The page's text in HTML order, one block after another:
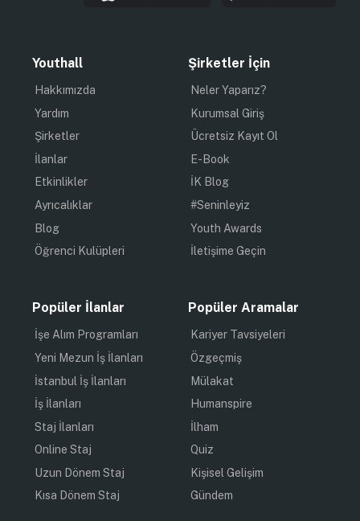
Youthall
Hakkımızda
Yardım
Şirketler
İlanlar
Etkinlikler
Ayrıcalıklar
Blog
Öğrenci Kulüpleri
Şirketler İçin
Neler Yaparız?
Kurumsal Giriş
Ücretsiz Kayıt Ol
E-Book
İK Blog
#Seninleyiz
Youth Awards
İletişime Geçin
Popüler İlanlar
İşe Alım Programları
Yeni Mezun İş İlanları
İstanbul İş İlanları
İş İlanları
Staj İlanları
Online Staj
Uzun Dönem Staj
Kısa Dönem Staj
Popüler Aramalar
Kariyer Tavsiyeleri
Özgeçmiş
Mülakat
Humanspire
İlham
Quiz
Kişisel Gelişim
Gündem